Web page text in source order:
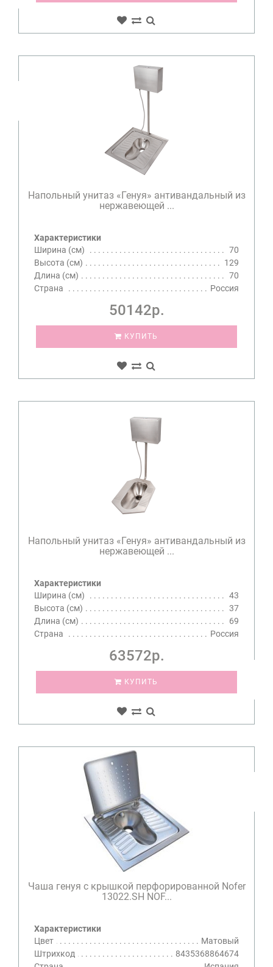
Напольный унитаз «Генуя» антивандальный из
нержавеющей ...
Характеристики
Ширина (см)
70
Высота (см)
129
Длина (см)
70
Страна
Россия
50142р.
КУПИТЬ
Напольный унитаз «Генуя» антивандальный из
нержавеющей ...
Характеристики
Ширина (см)
43
Высота (см)
37
Длина (см)
69
Страна
Россия
63572р.
КУПИТЬ
Чаша генуя с крышкой перфорированной Nofer
13022.SH NOF...
Характеристики
Цвет
Матовый
Штрихкод
8435368864674